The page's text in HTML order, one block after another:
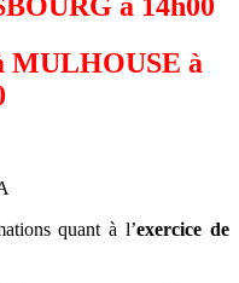
MULHOUSE à
quant à l’exercice de